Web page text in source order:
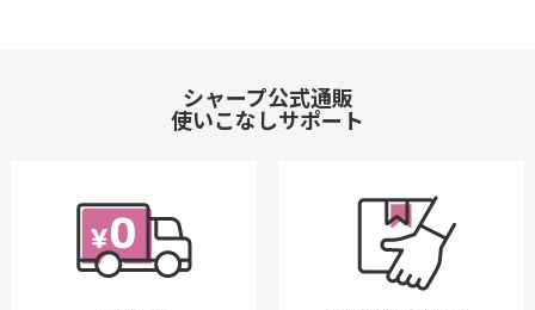
シャープ公式通販
使いこなしサポート